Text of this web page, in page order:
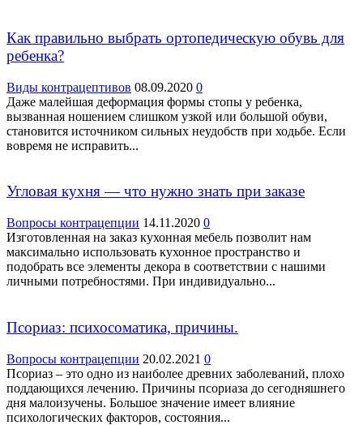
Как правильно выбрать ортопедическую обувь для
ребенка?
Виды контрацептивов 08.09.2020 0
Даже малейшая деформация формы стопы у ребенка,
вызванная ношением слишком узкой или большой обуви,
становится источником сильных неудобств при ходьбе. Если
вовремя не исправить...
Угловая кухня — что нужно знать при заказе
Вопросы контрацепции 14.11.2020 0
Изготовленная на заказ кухонная мебель позволит нам
максимально использовать кухонное пространство и
подобрать все элементы декора в соответствии с нашими
личными потребностями. При индивидуально...
Псориаз: психосоматика, причины.
Вопросы контрацепции 20.02.2021 0
Псориаз – это одно из наиболее древних заболеваний, плохо
поддающихся лечению. Причины псориаза до сегодняшнего
дня малоизучены. Большое значение имеет влияние
психологических факторов, состояния...